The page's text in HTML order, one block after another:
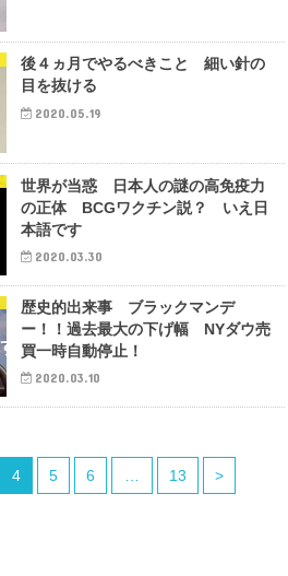
後４ヵ月でやるべきこと 細い針の
目を抜ける
2020.05.19
世界が当惑 日本人の謎の高免疫力
の正体 BCGワクチン説？ いえ日
本語です
2020.03.30
歴史的出来事 ブラックマンデ
ー！！過去最大の下げ幅 NYダウ売
買一時自動停止！
2020.03.10
4 5 6 … 13 >